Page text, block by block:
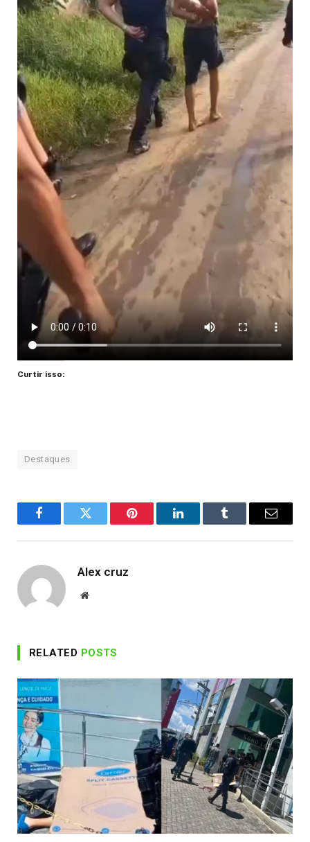
Curtir isso:
Destaques
FacebookTwitter Pinterest LinkedInTumblr Email
Alex cruz
Website
RELATED POSTS